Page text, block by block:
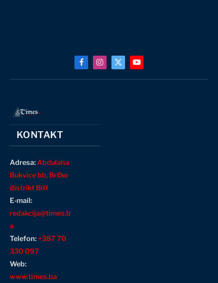
FacebookInstagram
X
(Twitter)
YouTube
KONTAKT
Adresa:Abdulaha
Bukvice bb, Brčko
distrikt BiH
E-mail:
redakcija@times.b
a
Telefon:+387 70
330 097
Web:
www.times.ba